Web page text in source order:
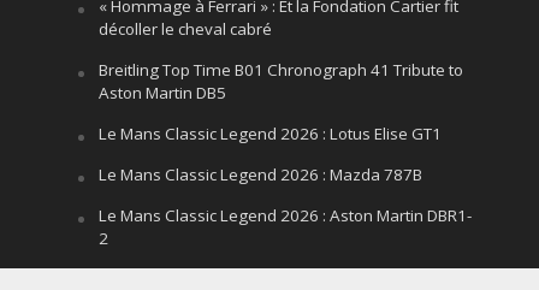
« Hommage à Ferrari » : Et la Fondation Cartier fit
décoller le cheval cabré
Breitling Top Time B01 Chronograph 41 Tribute to
Aston Martin DB5
Le Mans Classic Legend 2026 : Lotus Elise GT1
Le Mans Classic Legend 2026 : Mazda 787B
Le Mans Classic Legend 2026 : Aston Martin DBR1-
2